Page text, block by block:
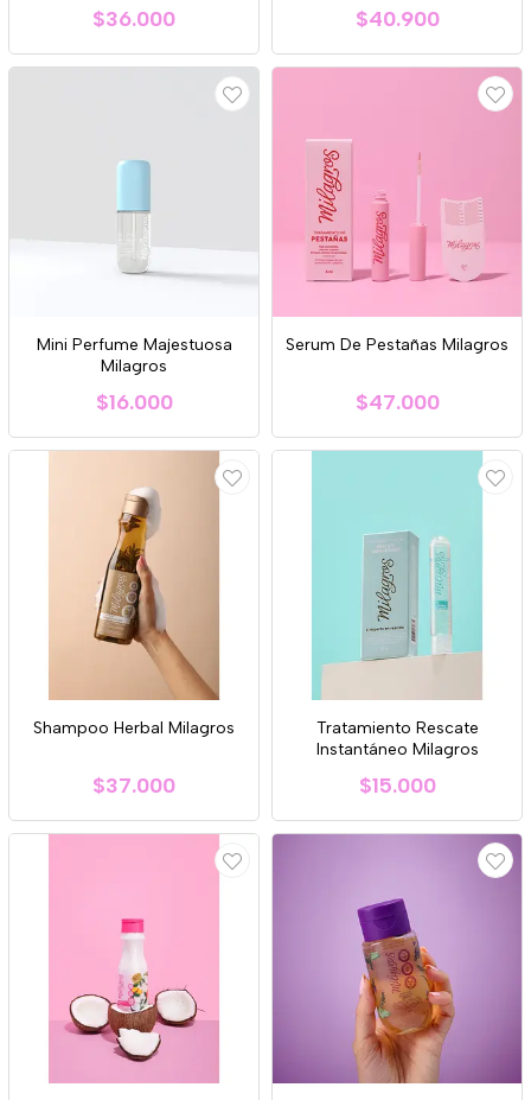
$36.000 $40.900
Mini Perfume Majestuosa
Milagros
$16.000
Serum De Pestañas Milagros
$47.000
Shampoo Herbal Milagros
$37.000
Tratamiento Rescate
Instantáneo Milagros
$15.000